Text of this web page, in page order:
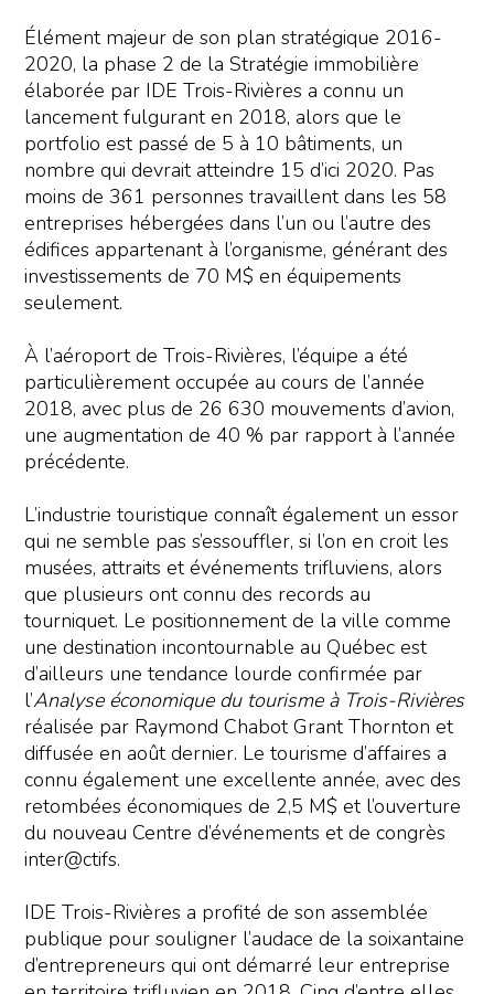
Élément majeur de son plan stratégique 2016-
2020, la phase 2 de la Stratégie immobilière
élaborée par IDE Trois-Rivières a connu un
lancement fulgurant en 2018, alors que le
portfolio est passé de 5 à 10 bâtiments, un
nombre qui devrait atteindre 15 d’ici 2020. Pas
moins de 361 personnes travaillent dans les 58
entreprises hébergées dans l’un ou l’autre des
édifices appartenant à l’organisme, générant des
investissements de 70 M$ en équipements
seulement.
À l’aéroport de Trois-Rivières, l’équipe a été
particulièrement occupée au cours de l’année
2018, avec plus de 26 630 mouvements d’avion,
une augmentation de 40 % par rapport à l’année
précédente.
L’industrie touristique connaît également un essor
qui ne semble pas s’essouffler, si l’on en croit les
musées, attraits et événements trifluviens, alors
que plusieurs ont connu des records au
tourniquet. Le positionnement de la ville comme
une destination incontournable au Québec est
d’ailleurs une tendance lourde confirmée par
l’Analyse économique du tourisme à Trois-Rivières
réalisée par Raymond Chabot Grant Thornton et
diffusée en août dernier. Le tourisme d’affaires a
connu également une excellente année, avec des
retombées économiques de 2,5 M$ et l’ouverture
du nouveau Centre d’événements et de congrès
inter@ctifs.
IDE Trois-Rivières a profité de son assemblée
publique pour souligner l’audace de la soixantaine
d’entrepreneurs qui ont démarré leur entreprise